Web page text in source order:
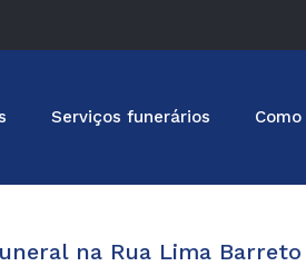
Serviços funerários
na Rua Lima